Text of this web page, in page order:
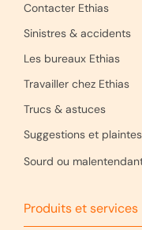
Contacter Ethias
Sinistres & accidents
Les bureaux Ethias
Travailler chez Ethias
Trucs & astuces
Suggestions et plaintes
Sourd ou
Produits et services